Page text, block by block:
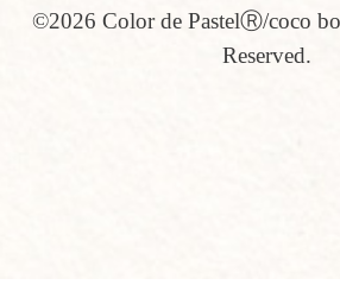
©2026 Color de PastelⓇ/coco
Reserved.